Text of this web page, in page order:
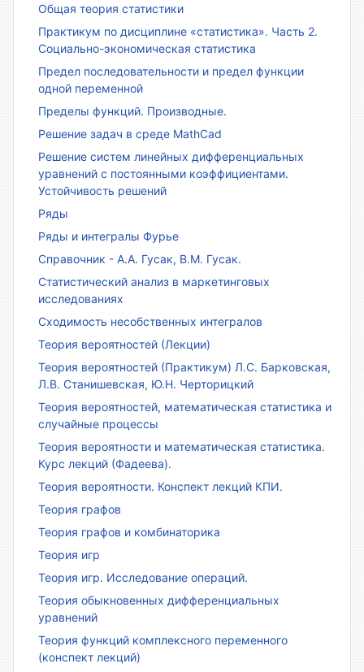
Общая теория статистики
Практикум по дисциплине «статистика». Часть 2.
Социально-экономическая статистика
Предел последовательности и предел функции
одной переменной
Пределы функций. Производные.
Решение задач в среде MathCad
Решение систем линейных дифференциальных
уравнений с постоянными коэффициентами.
Устойчивость решений
Ряды
Ряды и интегралы Фурье
Справочник - А.А. Гусак, В.М. Гусак.
Статистический анализ в маркетинговых
исследованиях
Сходимость несобственных интегралов
Теория вероятностей (Лекции)
Теория вероятностей (Практикум) Л.С. Барковская,
Л.В. Станишевская, Ю.Н. Черторицкий
Теория вероятностей, математическая статистика и
случайные процессы
Теория вероятности и математическая статистика.
Курс лекций (Фадеева).
Теория вероятности. Конспект лекций КПИ.
Теория графов
Теория графов и комбинаторика
Теория игр
Теория игр. Исследование операций.
Теория обыкновенных дифференциальных
уравнений
Теория функций комплексного переменного
(конспект лекций)